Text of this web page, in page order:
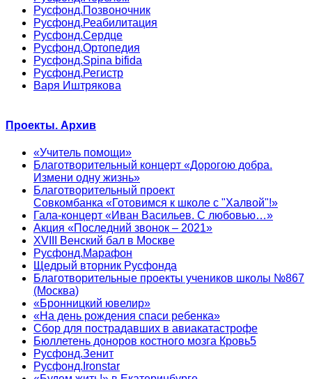
Русфонд.Позвоночник
Русфонд.Реабилитация
Русфонд.Сердце
Русфонд.Ортопедия
Русфонд.Spina bifida
Русфонд.Регистр
Варя Иштрякова
Проекты. Архив
«Учитель помощи»
Благотворительный концерт «Дорогою добра.
Измени одну жизнь»
Благотворительный проект
Совкомбанка «Готовимся к школе с "Халвой"!»
Гала-концерт «Иван Васильев. С любовью…»
Акция «Последний звонок – 2021»
XVIII Венский бал в Москве
Русфонд.Марафон
Щедрый вторник Русфонда
Благотворительные проекты учеников школы №867
(Москва)
«Бронницкий ювелир»
«На день рождения спаси ребенка»
Сбор для пострадавших в авиакатастрофе
Бюллетень доноров костного мозга Кровь5
Русфонд.Зенит
Русфонд.Ironstar